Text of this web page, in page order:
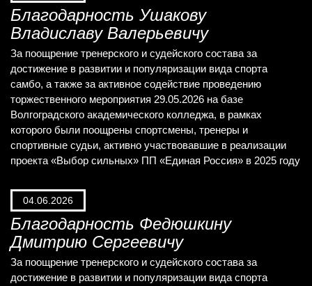
Благодарность Ушакову
Владиславу Валерьевичу
За поощрение тренерского и судейского состава за
достижение в развитии и популяризации вида спорта
самбо, а также за активное содействие проведению
торжественного мероприятия 29.05.2026 на базе
Волгоградского академического колледжа, в рамках
которого были поощрены спортсмены, тренеры и
спортивные судьи, активно участвовавшие в реализации
проекта «Выбор сильных» ПП «Единая Россия» в 2025 году
04.06.2026
Благодарность Федюшкину
Дмитрию Сергеевичу
За поощрение тренерского и судейского состава за
достижение в развитии и популяризации вида спорта